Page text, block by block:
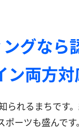
グなら
ン両方
れるまちです
ーツも盛んで